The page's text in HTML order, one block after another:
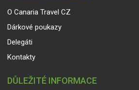
O Canaria Travel CZ
Dárkové poukazy
Delegáti
Kontakty
DŮLEŽITÉ INFORMACE